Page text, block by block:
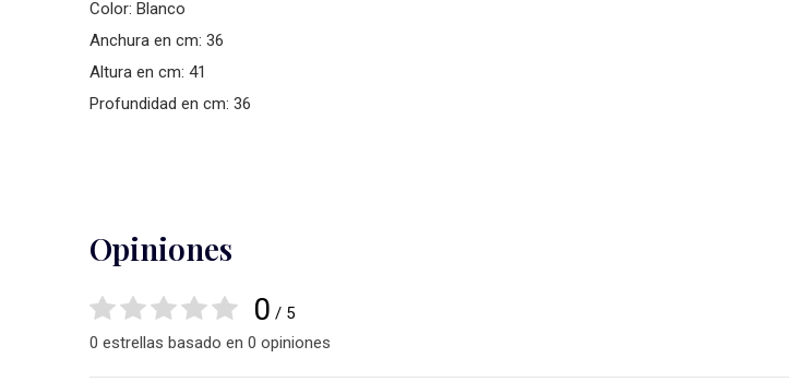
Color: Blanco
Anchura en cm: 36
Altura en cm: 41
Profundidad en cm: 36
Opiniones
0 / 5
0 estrellas basado en 0 opiniones